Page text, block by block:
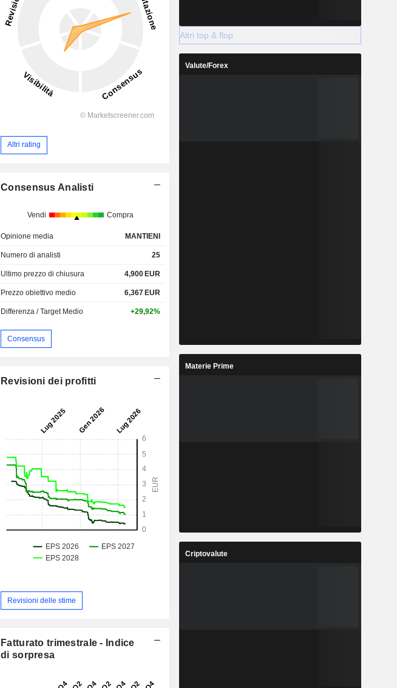
Altri rating
Consensus Analisti
Vendi Compra
Opinione media MANTIENI
Numero di analisti 25
Ultimo prezzo di chiusura 4,900 EUR
Prezzo obiettivo medio 6,367 EUR
Differenza / Target Medio +29,92%
Consensus
Revisioni dei profitti
Revisioni delle stime
Fatturato trimestrale - Indice
di sorpresa
Altri top & flop
Valute/Forex
Materie Prime
Criptovalute